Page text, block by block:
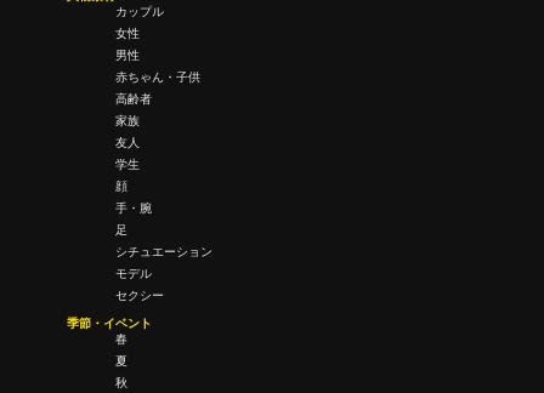
カップル
女性
男性
赤ちゃん・子供
高齢者
家族
友人
学生
顔
手・腕
足
シチュエーション
モデル
セクシー
季節・イベント
春
夏
秋